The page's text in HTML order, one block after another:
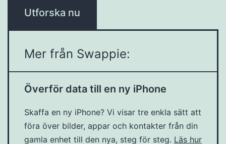
Utforska nu
Mer från Swappie:
Överför data till en ny iPhone
Skaffa en ny iPhone? Vi visar tre enkla sätt att
föra över bilder, appar och kontakter från din
gamla enhet till den nya, steg för steg. Läs hur